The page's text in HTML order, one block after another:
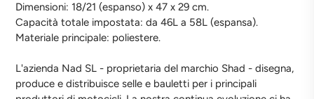
Dimensioni: 18/21 (espanso) x 47 x 29 cm.
Capacità totale impostata: da 46L a 58L (espansa).
Materiale principale: poliestere.
L'azienda Nad SL - proprietaria del marchio Shad - disegna,
produce e distribuisce selle e bauletti per i principali